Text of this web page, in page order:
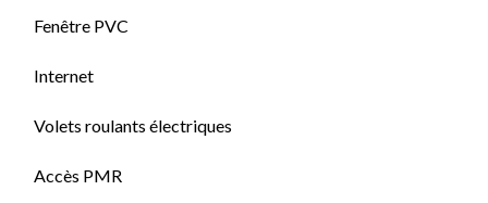
Fenêtre PVC
Internet
Volets roulants électriques
Accès PMR